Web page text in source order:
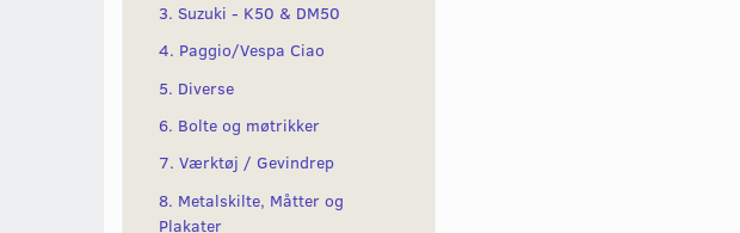
3. Suzuki - K50 & DM50
4. Paggio/Vespa Ciao
5. Diverse
6. Bolte og møtrikker
7. Værktøj / Gevindrep
8. Metalskilte, Måtter og
Plakater